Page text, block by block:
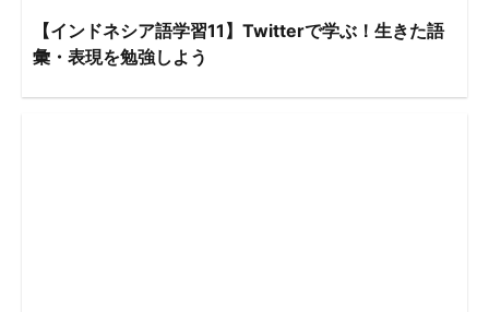
【インドネシア語学習11】Twitterで学ぶ！生きた語
彙・表現を勉強しよう